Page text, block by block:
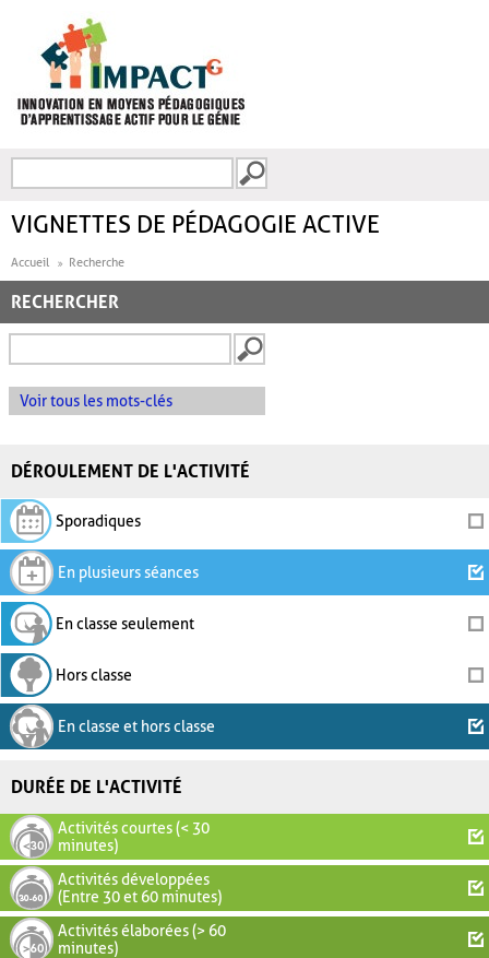
FORMULAIRE DE
VIGNETTES DE PÉDAGOGIE ACTIVE
Accueil Recherche
RECHERCHER
Voir tous les mots-clés
DÉROULEMENT DE L'ACTIVITÉ
Sporadiques
En plusieurs séances
En classe seulement
Hors classe
En classe et hors classe
DURÉE DE L'ACTIVITÉ
Activités courtes (< 30
minutes)
Activités développées
(Entre 30 et 60 minutes)
Activités élaborées (> 60
minutes)